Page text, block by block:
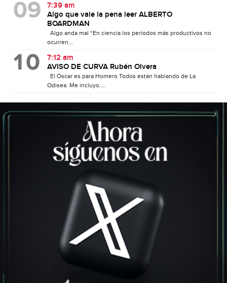
7:39 am
Algo que vale la pena leer ALBERTO
BOARDMAN
Algo anda mal “En ciencia los períodos más productivos no
ocurren...
7:12 am
AVISO DE CURVA Rubén Olvera
El Óscar es para Homero Todos están hablando de La
Odisea. Me incluyo....